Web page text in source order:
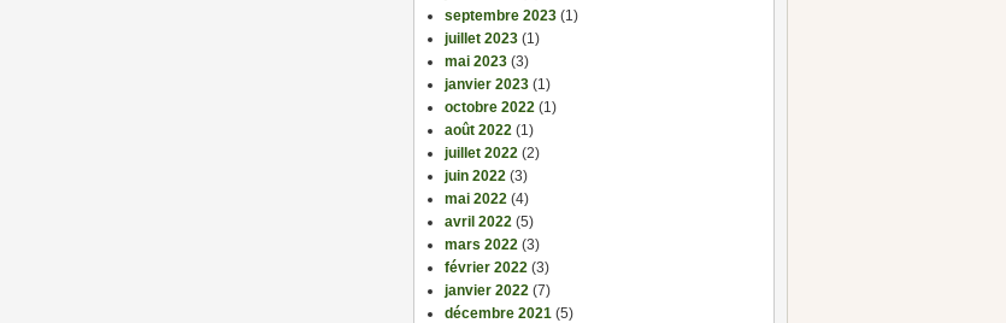
septembre 2023 (1)
juillet 2023 (1)
mai 2023 (3)
janvier 2023 (1)
octobre 2022 (1)
août 2022 (1)
juillet 2022 (2)
juin 2022 (3)
mai 2022 (4)
avril 2022 (5)
mars 2022 (3)
février 2022 (3)
janvier 2022 (7)
décembre 2021 (5)